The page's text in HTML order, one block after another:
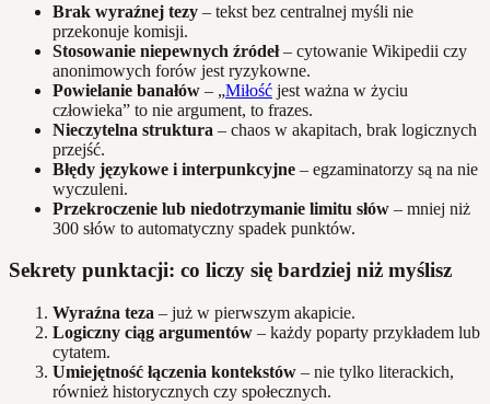
Brak wyraźnej tezy – tekst bez centralnej myśli nie
przekonuje komisji.
Stosowanie niepewnych źródeł– cytowanie Wikipedii czy
anonimowych forów jest ryzykowne.
Powielanie banałów – „Miłość jest ważna w życiu
człowieka” to nie argument, to frazes.
Nieczytelna struktura – chaos w akapitach, brak logicznych
przejść.
Błędy językowe i interpunkcyjne – egzaminatorzy są na nie
wyczuleni.
Przekroczenie lub niedotrzymanie limitu słów – mniej niż
300 słów to automatyczny spadek punktów.
Sekrety punktacji: co liczy się bardziej niż myślisz
Wyraźna teza – już w pierwszym akapicie.
Logiczny ciąg argumentów – każdy poparty przykładem lub
cytatem.
Umiejętność łączenia kontekstów – nie tylko literackich,
również historycznych czy społecznych.